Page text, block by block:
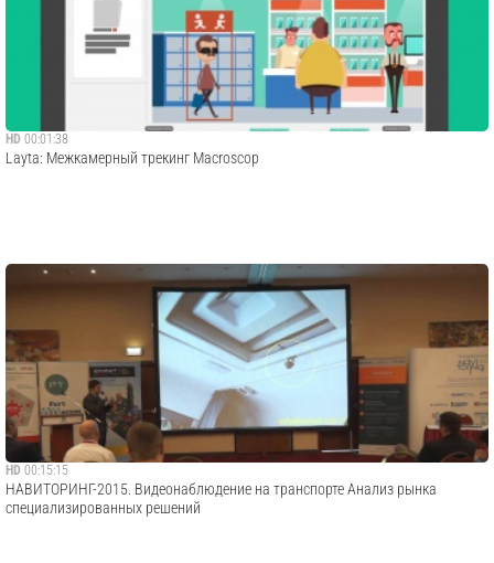
HD 00:01:38
Layta: Межкамерный трекинг Macroscop
HD 00:15:15
НАВИТОРИНГ-2015. Видеонаблюдение на транспорте Анализ рынка
специализированных решений